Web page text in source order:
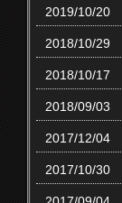
2019/10/20
2018/10/29
2018/10/17
2018/09/03
2017/12/04
2017/10/30